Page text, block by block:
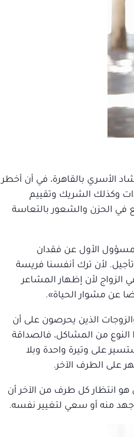
الأسري بالقاهرة، في أن أخطر
وكذلك الشريك وتقييم
في الحزن والشعور بالتعاسة
الأول عن فقدان
لأن ترك أنفسنا فريسة
الزواج لأن إظهار المشاعر
عن مشوار الحياة».
الذين يحرصون على أن
النوع من المشاكل، فالصداقة
على وتيرة واحدة وبلا
على الطرف الآخر.
هو انتظار كل طرف من الآخر أن
جهد منه أو سعي لتغيير نفسه.